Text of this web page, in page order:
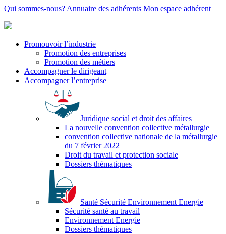
Qui sommes-nous? Annuaire des adhérents Mon espace adhérent
Promouvoir l’industrie
Promotion des entreprises
Promotion des métiers
Accompagner le dirigeant
Accompagner l’entreprise
Juridique social et droit des affaires
La nouvelle convention collective métallurgie
convention collective nationale de la métallurgie
du 7 février 2022
Droit du travail et protection sociale
Dossiers thématiques
Santé Sécurité Environnement Energie
Sécurité santé au travail
Environnement Energie
Dossiers thématiques